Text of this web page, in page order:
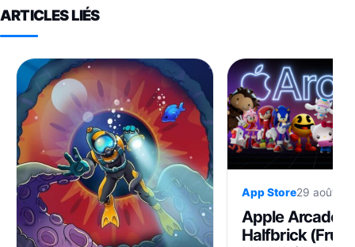
ARTICLES LIÉS
App Store29 août
Apple Arcade :
Halfbrick (Fruit